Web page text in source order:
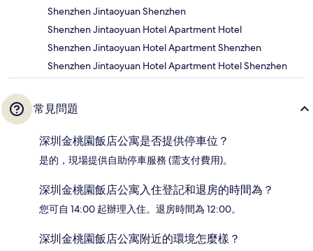
Shenzhen Jintaoyuan Shenzhen
Shenzhen Jintaoyuan Hotel Apartment Hotel
Shenzhen Jintaoyuan Hotel Apartment Shenzhen
Shenzhen Jintaoyuan Hotel Apartment Hotel Shenzhen
常見問題
深圳金桃園飯店公寓是否提供停車位？
是的，現場提供自助停車服務 (需支付費用)。
深圳金桃園飯店公寓入住登記和退房的時間為？
您可自 14:00 起辦理入住。退房時間為 12:00。
深圳金桃園飯店公寓附近的環境怎麼樣？